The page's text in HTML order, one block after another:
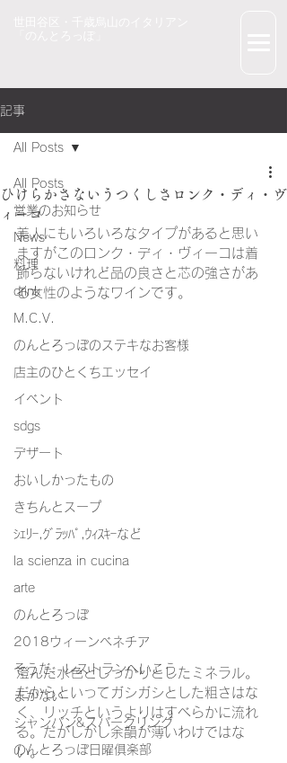
記事
All Posts
営業のお知らせ
News
料理
drink
M.C.V.
のんとろっぽのステキなお客様
店主のひとくちエッセイ
イベント
sdgs
デザート
おいしかったもの
きちんとスープ
ｼｪﾘｰ,ｸﾞﾗｯﾊﾟ,ｳｨｽｷｰなど
la scienza in cucina
arte
のんとろっぽ
2018ウィーンベネチア
そうだ、レストランへいこう
まかない
シャンパン&スパークリング
のんとろっぽ日曜俱楽部
All Posts
ひけらかさないうつくしさロンク・ディ・ヴ
ィーコ
美人にもいろいろなタイプがあると思い
ますがこのロンク・ディ・ヴィーコは着
飾らないけれど品の良さと芯の強さがあ
る女性のようなワインです。
澄んだ水色としっかりとしたミネラル。
だからといってガシガシとした粗さはな
く、リッチというよりはすべらかに流れ
る。だがしかし余韻が薄いわけではな
い。